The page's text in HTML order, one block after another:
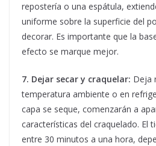
repostería o una espátula,
uniforme sobre la superficie del
decorar. Es importante que la
efecto se marque mejor.
7. Dejar secar y craquelar: Deja
temperatura ambiente o en
capa se seque, comenzarán a
características del craquelado. El
entre 30 minutos a una hora,